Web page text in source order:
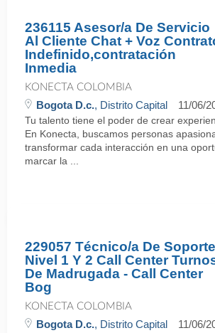
236115 Asesor/a De Servicio
Al Cliente Chat + Voz
Indefinido,contratación
Inmedia
KONECTA COLOMBIA
Bogota D.c., Distrito Capital 11/06/
Tu talento tiene el poder de crear
En Konecta, buscamos personas
transformar cada interacción en una
marcar la ...
229057 Técnico/a De Soporte
Nivel 1 Y 2 Call Center
De Madrugada - Call Center
Bog
KONECTA COLOMBIA
Bogota D.c., Distrito Capital 11/06/